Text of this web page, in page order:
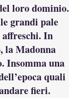
loro dominio.
grandi pale
affreschi. In
la Madonna
Insomma una
quali
fieri.